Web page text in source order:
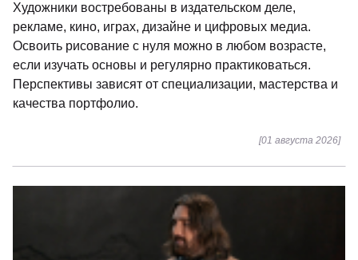
Художники востребованы в издательском деле,
рекламе, кино, играх, дизайне и цифровых медиа.
Освоить рисование с нуля можно в любом возрасте,
если изучать основы и регулярно практиковаться.
Перспективы зависят от специализации, мастерства и
качества портфолио.
[01 августа 2026]